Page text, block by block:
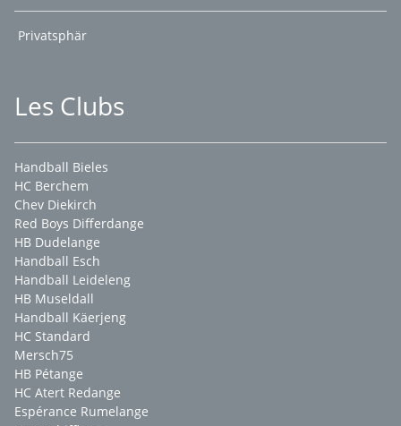
Privatsphär
Les Clubs
Handball Bieles
HC Berchem
Chev Diekirch
Red Boys Differdange
HB Dudelange
Handball Esch
Handball Leideleng
HB Museldall
Handball Käerjeng
HC Standard
Mersch75
HB Pétange
HC Atert Redange
Espérance Rumelange